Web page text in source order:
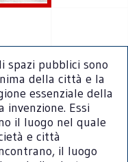
spazi pubblici sono
della città e la
essenziale della
invenzione. Essi
il luogo nel quale
e città
il luogo